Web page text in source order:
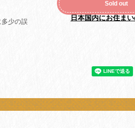
少の誤
Sold out
日本国内にお住ま